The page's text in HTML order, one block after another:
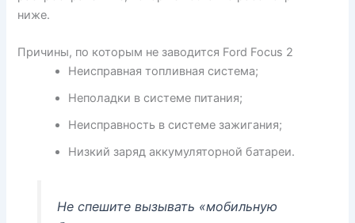
ниже.
Причины, по которым не заводится Ford Focus 2
Неисправная топливная система;
Неполадки в системе питания;
Неисправность в системе зажигания;
Низкий заряд аккумуляторной батареи.
Не спешите вызывать «мобильную